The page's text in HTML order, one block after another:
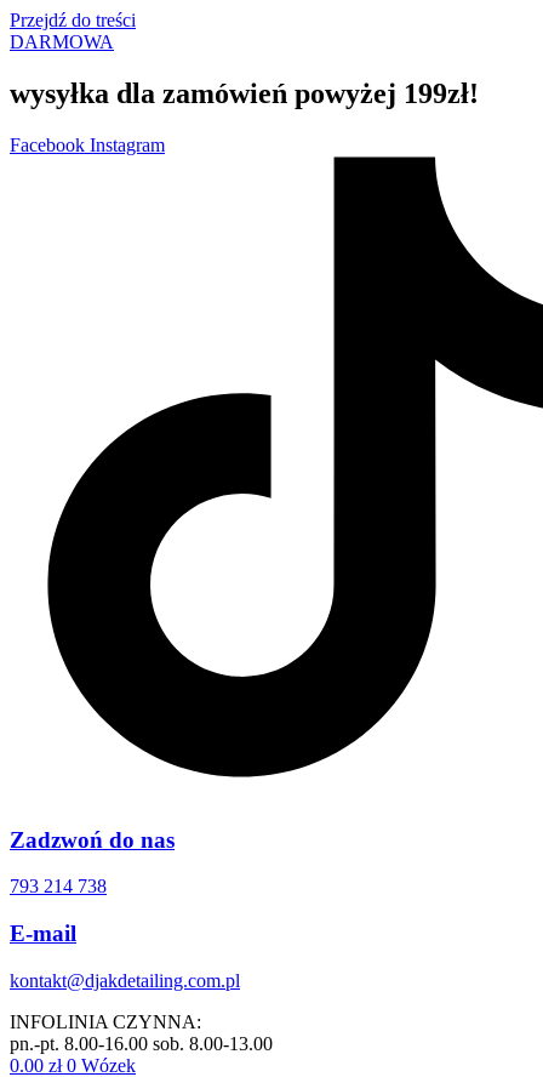
Przejdź do treści
DARMOWA
wysyłka dla zamówień powyżej 199zł!
Facebook Instagram
Zadzwoń do nas
793 214 738
E-mail
kontakt@djakdetailing.com.pl
INFOLINIA CZYNNA:
pn.-pt. 8.00-16.00 sob. 8.00-13.00
0.00 zł 0 Wózek